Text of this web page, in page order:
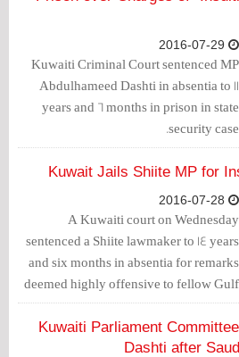
Kuwaiti Criminal Court sentenced MP
Abdulhameed Dashti in absentia to 11
years and 6 months in prison in state
security case.
Kuwait Jails Shiite MP for
A Kuwaiti court on Wednesday
sentenced a Shiite lawmaker to 14 years
and six months in absentia for remarks
deemed highly offensive to fellow Gulf
states Saudi Arabia and Bahrain.
Kuwaiti Parliament
Dashti after